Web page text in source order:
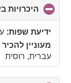
היכרויות
ידיעת שפות:
מעוניין
עברית, רוסית